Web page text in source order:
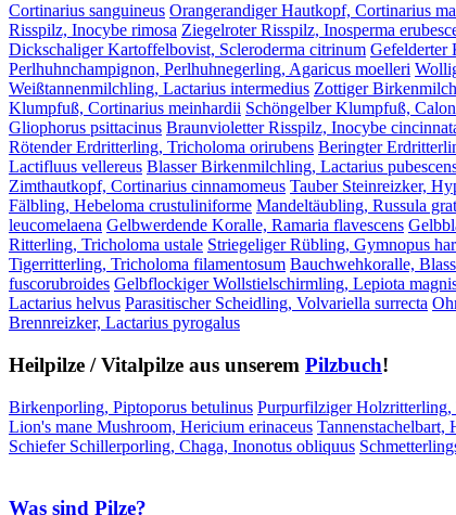
Cortinarius sanguineus Orangerandiger Hautkopf, Cortinarius
Risspilz, Inocybe rimosa Ziegelroter Risspilz, Inosperma
Dickschaliger Kartoffelbovist, Scleroderma citrinum Gefelderter
Perlhuhnchampignon, Perlhuhnegerling, Agaricus moelleri
Weißtannenmilchling, Lactarius intermedius Zottiger
Klumpfuß, Cortinarius meinhardii Schöngelber Klumpfuß,
Gliophorus psittacinus Braunvioletter Risspilz, Inocybe
Rötender Erdritterling, Tricholoma orirubens Beringter
Lactifluus vellereus Blasser Birkenmilchling, Lactarius
Zimthautkopf, Cortinarius cinnamomeus Tauber Steinreizker,
Fälbling, Hebeloma crustuliniforme Mandeltäubling, Russula
leucomelaena Gelbwerdende Koralle, Ramaria flavescens
Ritterling, Tricholoma ustale Striegeliger Rübling, Gymnopus
Tigerritterling, Tricholoma filamentosum Bauchwehkoralle,
fuscorubroides Gelbflockiger Wollstielschirmling, Lepiota
Lactarius helvus Parasitischer Scheidling, Volvariella surrecta
Brennreizker, Lactarius pyrogalus
Heilpilze / Vitalpilze aus unserem Pilzbuch!
Birkenporling, Piptoporus betulinus Purpurfilziger Holzritterling,
Lion's mane Mushroom, Hericium erinaceus Tannenstachelbart,
Schiefer Schillerporling, Chaga, Inonotus obliquus
Was sind Pilze?